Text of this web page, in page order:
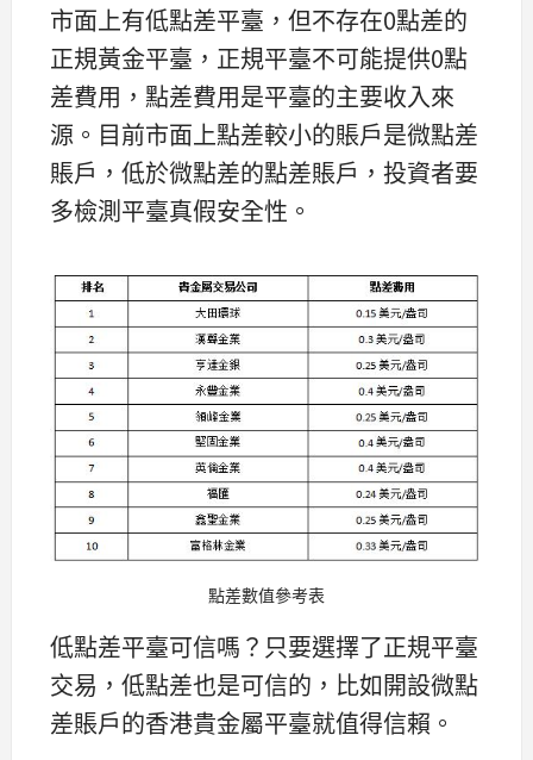
市面上有低點差平臺，但不存在0點差的
正規黃金平臺，正規平臺不可能提供0點
差費用，點差費用是平臺的主要收入來
源。目前市面上點差較小的賬戶是微點差
賬戶，低於微點差的點差賬戶，投資者要
多檢測平臺真假安全性。
點差數值參考表
低點差平臺可信嗎？只要選擇了正規平臺
交易，低點差也是可信的，比如開設微點
差賬戶的香港貴金屬平臺就值得信賴。